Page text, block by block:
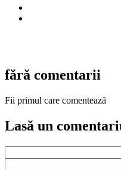
fără comentarii
Fii primul care comentează
Lasă un